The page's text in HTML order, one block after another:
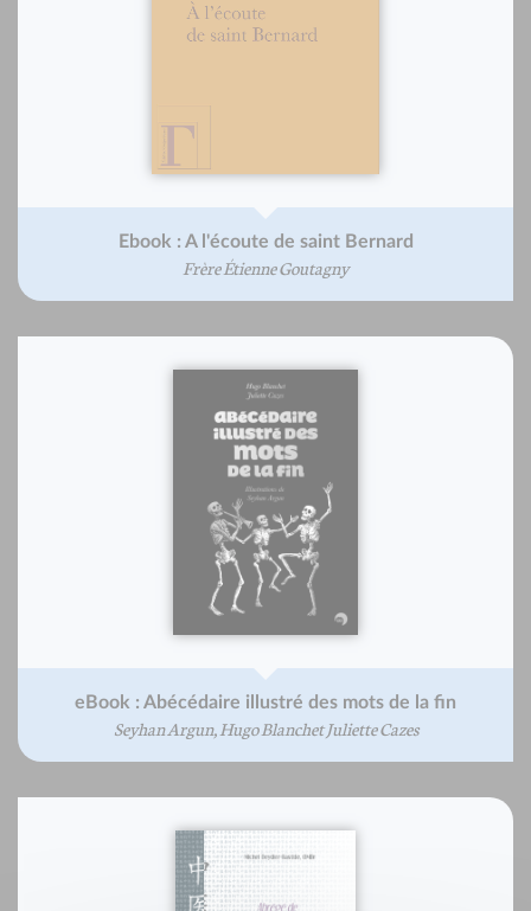
Ebook : A l'écoute de saint Bernard
Frère Étienne Goutagny
eBook : Abécédaire illustré des mots de la fin
Seyhan Argun, Hugo Blanchet Juliette Cazes